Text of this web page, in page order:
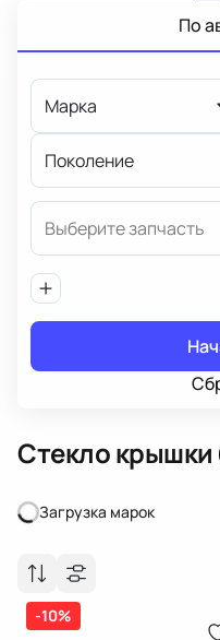
По
Марка
Поколение
Выберите запчасть
Стекло крышки
Загрузка марок
Загрузка марок
-10%